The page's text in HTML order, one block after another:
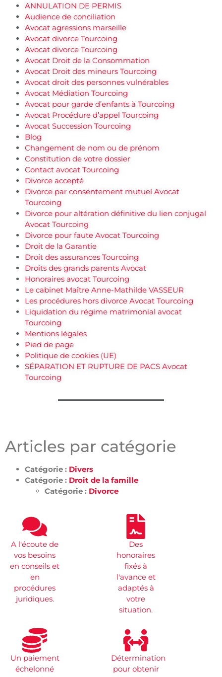
ANNULATION DE PERMIS
Audience de conciliation
Avocat agressions marseille
Avocat divorce Tourcoing
Avocat divorce Tourcoing
Avocat Droit de la Consommation
Avocat Droit des mineurs Tourcoing
Avocat droit des personnes vulnérables
Avocat Médiation Tourcoing
Avocat pour garde d’enfants à Tourcoing
Avocat Procédure d’appel Tourcoing
Avocat Succession Tourcoing
Blog
Changement de nom ou de prénom
Constitution de votre dossier
Contact avocat Tourcoing
Divorce accepté
Divorce par consentement mutuel Avocat
Tourcoing
Divorce pour altération définitive du lien conjugal
Avocat Tourcoing
Divorce pour faute Avocat Tourcoing
Droit de la Garantie
Droit des assurances Tourcoing
Droits des grands parents Avocat
Honoraires avocat Tourcoing
Le cabinet Maître Anne-Mathilde VASSEUR
Les procédures hors divorce Avocat Tourcoing
Liquidation du régime matrimonial avocat
Tourcoing
Mentions légales
Pied de page
Politique de cookies (UE)
SÉPARATION ET RUPTURE DE PACS Avocat
Tourcoing
Articles par catégorie
Catégorie : Divers
Catégorie : Droit de la famille
Catégorie : Divorce
A l'écoute de
vos besoins
en conseils et
en
procédures
juridiques.
Des
honoraires
fixés à
l'avance et
adaptés à
votre
situation.
Un paiement
échelonné
Détermination
pour obtenir